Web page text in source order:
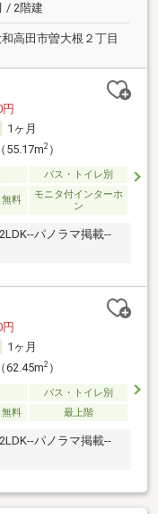
/ 2階建
高田市曽大根２丁目
円
1ヶ月
55.17m2）
バス・トイレ別
無料
モニタ付インターホ
ン
パノラマ掲載--
1ヶ月
62.45m2）
バス・トイレ別
無料 最上階
パノラマ掲載--